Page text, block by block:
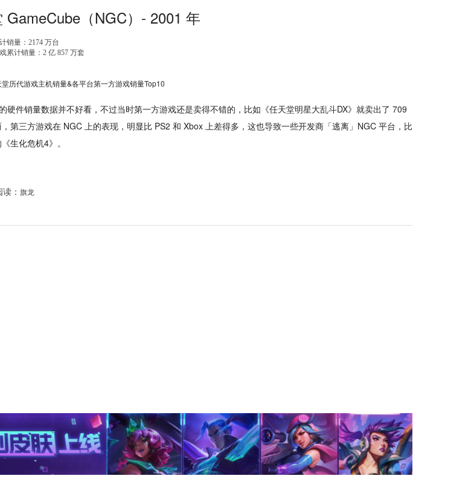
GameCube（NGC）- 2001 年
销量：2174 万台
累计销量：2 亿 857 万套
硬件销量数据并不好看，不过当时第一方游戏还是卖得不错的，比如《任天堂明星大乱斗DX》就卖出了 709
第三方游戏在 NGC 上的表现，明显比 PS2 和 Xbox 上差得多，这也导致一些开发商「逃离」NGC 平台，比
生化危机4》。
： 旗龙